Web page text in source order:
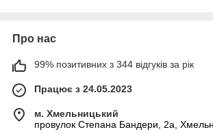
Про нас
99% позитивних з 344 відгуків за рік
Працює з 24.05.2023
м. Хмельницький
провулок Степана Бандери, 2a,